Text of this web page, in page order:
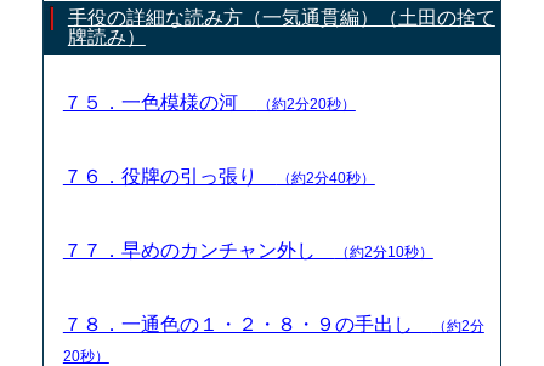
手役の詳細な読み方（一気通貫編）（土田の捨て
牌読み）
７５．一色模様の河 （約2分20秒）
７６．役牌の引っ張り （約2分40秒）
７７．早めのカンチャン外し （約2分10秒）
７８．一通色の１・２・８・９の手出し
（約2分
20秒）